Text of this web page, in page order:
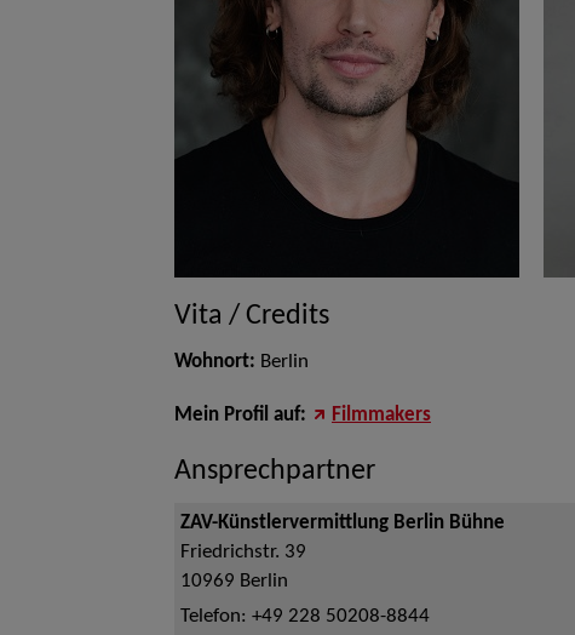
Vita / Credits
Wohnort: Berlin
Mein Profil auf: Filmmakers
Ansprechpartner
ZAV-Künstlervermittlung Berlin Bühne
Friedrichstr. 39
10969 Berlin
Telefon: +49 228 50208-8844